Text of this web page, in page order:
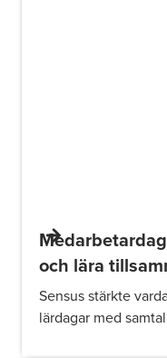
och lära
Sensus stärkte
lärdagar med